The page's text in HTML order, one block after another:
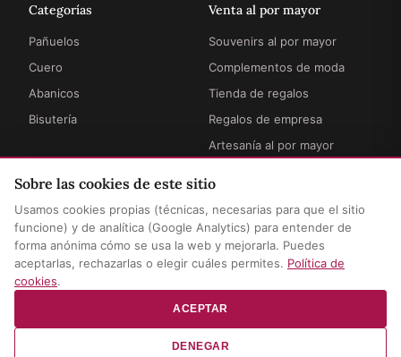
Categorías
Pañuelos
Cuero
Abanicos
Bisutería
Venta al por mayor
Souvenirs al por mayor
Complementos de moda
Tienda de regalos
Regalos de empresa
Artesanía al por mayor
Información
Cómo funciona
Envíos y entregas
Preguntas frecuentes
Legal
Términos y condiciones
Privacidad y aviso legal
Política de cookies
Sobre las cookies de este sitio
Usamos cookies propias (técnicas, necesarias para que el sitio
funcione) y de analítica (Google Analytics) para entender de
forma anónima cómo se usa la web y mejorarla. Puedes
aceptarlas, rechazarlas o elegir cuáles permites. Política de
cookies.
ACEPTAR
DENEGAR